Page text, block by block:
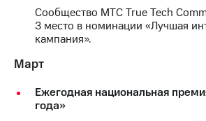
акционеров
Личный
кабинет
Контроль
и
Сообщество МТС True Tech
3 место в номинации «Лучшая
кампания».
Март
Ежегодная национальная
года»